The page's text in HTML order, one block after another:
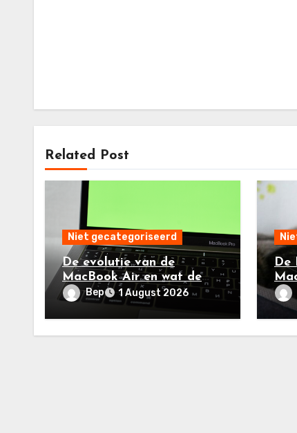
Related Post
Niet gecategoriseerd
De evolutie van de
MacBook Air en wat de
MacBook Air M4 brengt
Bep 1 August 2026
De